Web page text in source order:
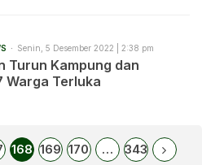
Senin, 5 Desember 2022 | 2:38 pm
Turun Kampung dan
Warga Terluka
168 169 170 … 343